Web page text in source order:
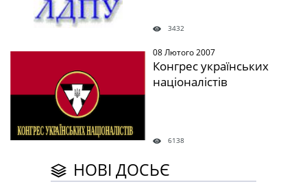
3432
08 Лютого 2007
Конгрес українських
націоналістів
6138
НОВІ ДОСЬЄ